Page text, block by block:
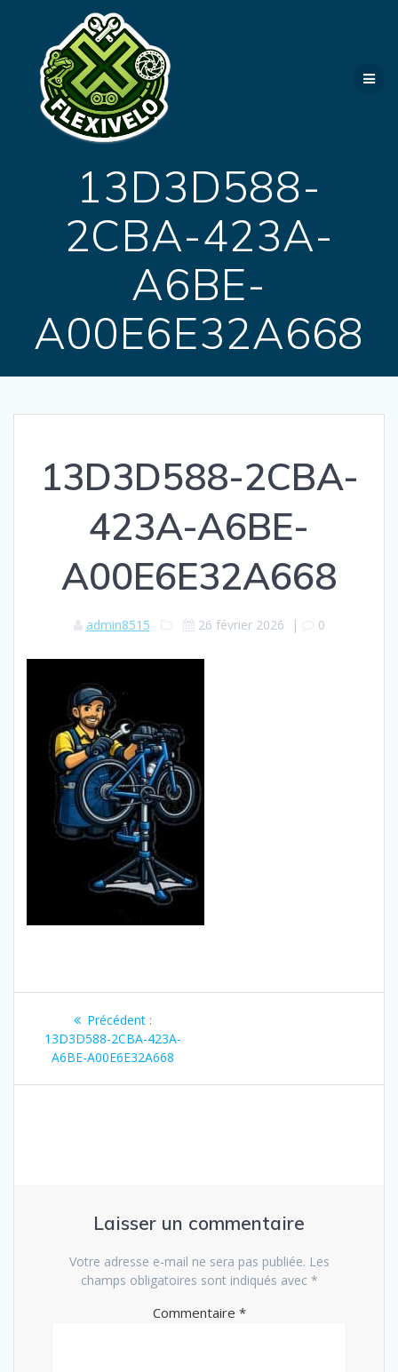
13D3D588-
2CBA-423A-
A6BE-
A00E6E32A668
13D3D588-2CBA-
423A-A6BE-
A00E6E32A668
admin8515 26 février 2026 | 0
Navigation
de
l’article
Précédent :Article
précédent
:
13D3D588-2CBA-423A-
A6BE-A00E6E32A668
Laisser un commentaire
Votre adresse e-mail ne sera pas publiée. Les
champs obligatoires sont indiqués avec *
Commentaire *